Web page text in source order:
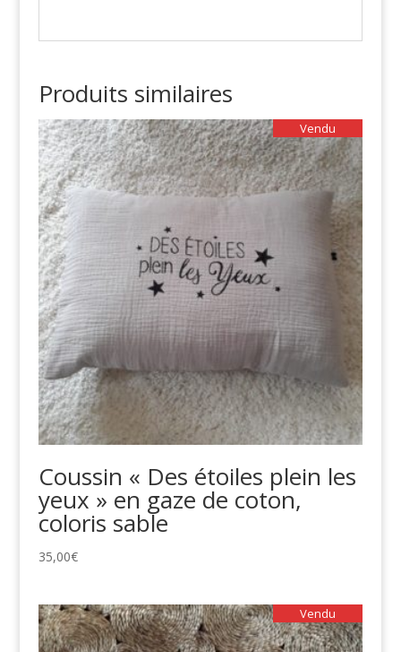
Produits similaires
Vendu
Coussin « Des étoiles plein les
yeux » en gaze de coton,
coloris sable
35,00€
Vendu